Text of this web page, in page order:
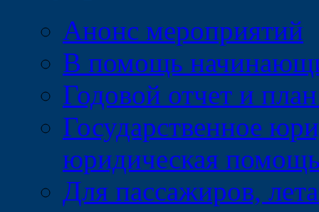
Анонс мероприятий
В помощь
Годовой отчет и
Государственное
юридическая
Для пассажиров,